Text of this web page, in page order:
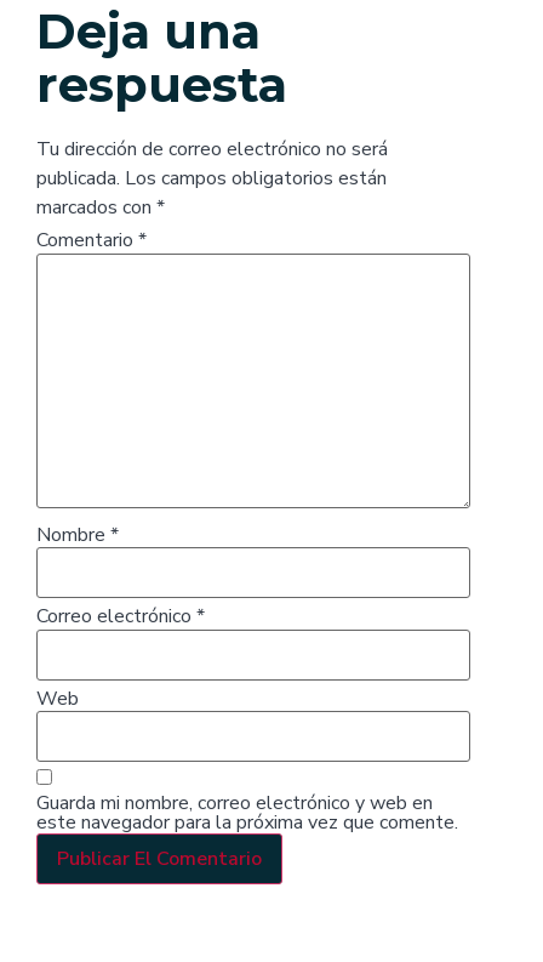
Deja una
respuesta
Tu dirección de correo electrónico no será
publicada. Los campos obligatorios están
marcados con *
Comentario *
Nombre *
Correo electrónico *
Web
Guarda mi nombre, correo electrónico y web en
este navegador para la próxima vez que comente.